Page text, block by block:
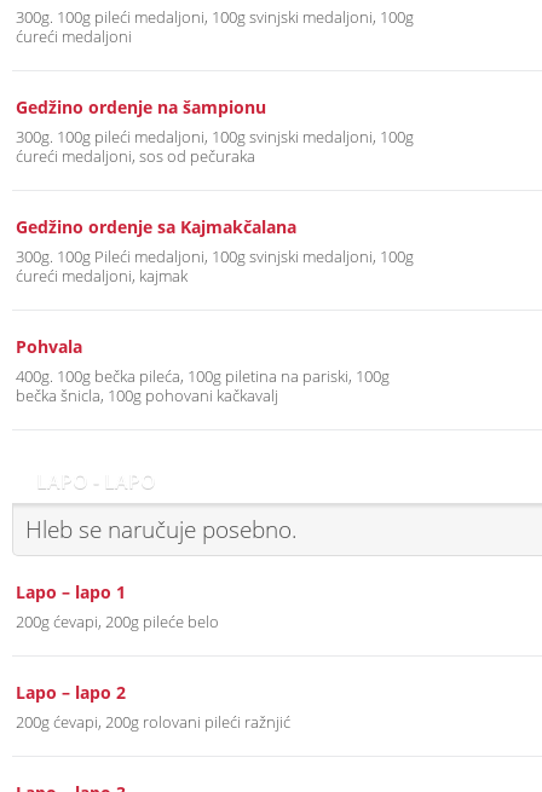
300g. 100g pileći medaljoni, 100g svinjski medaljoni, 100g
ćureći medaljoni
Gedžino ordenje na šampionu
300g. 100g pileći medaljoni, 100g svinjski medaljoni, 100g
ćureći medaljoni, sos od pečuraka
Gedžino ordenje sa Kajmakčalana
300g. 100g Pileći medaljoni, 100g svinjski medaljoni, 100g
ćureći medaljoni, kajmak
Pohvala
400g. 100g bečka pileća, 100g piletina na pariski, 100g
bečka šnicla, 100g pohovani kačkavalj
LAPO - LAPO
Hleb se naručuje posebno.
Lapo – lapo 1
200g ćevapi, 200g pileće belo
Lapo – lapo 2
200g ćevapi, 200g rolovani pileći ražnjić